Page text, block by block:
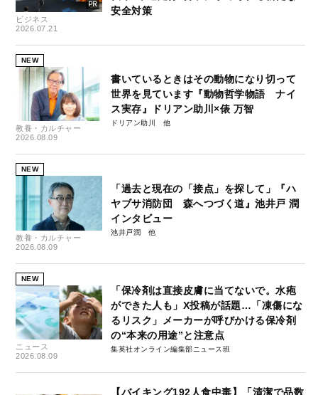
ビジネス
2026.07.21
安全対策
NEW
教養・カルチャー
2026.08.09
書いているときはその動物になり切って
世界を見ています『動物哲学物語 ナイ
ス実存』ドリアン助川×俵 万智
ドリアン助川
NEW
教養・カルチャー
2026.08.09
「過去と現在の「接点」を探して」『ハ
ヤブサ消防団 森へつづく道』池井戸 潤
インタビュー
池井戸潤
NEW
ニュース
2026.08.09
「保冷剤は直接皮膚に当てないで。水疱
ができた人も」X投稿が話題…「凍傷にな
るリスク」メーカーが呼びかける保冷剤
の“本来の用途”と注意点
集英社オンライン編集部ニュース班
【バイキング192人食中毒】「清潔で品数